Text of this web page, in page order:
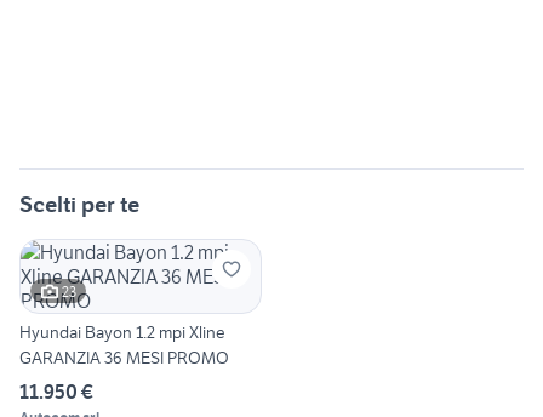
Scelti per te
23
Hyundai Bayon 1.2 mpi Xline
GARANZIA 36 MESI PROMO
11.950 €